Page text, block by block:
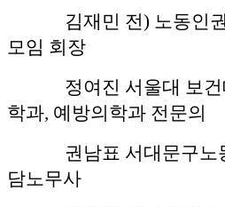
김재민 전) 노동인
모임 회장
정여진 서울대 보
학과, 예방의학과 전문의
권남표 서대문구
담노무사